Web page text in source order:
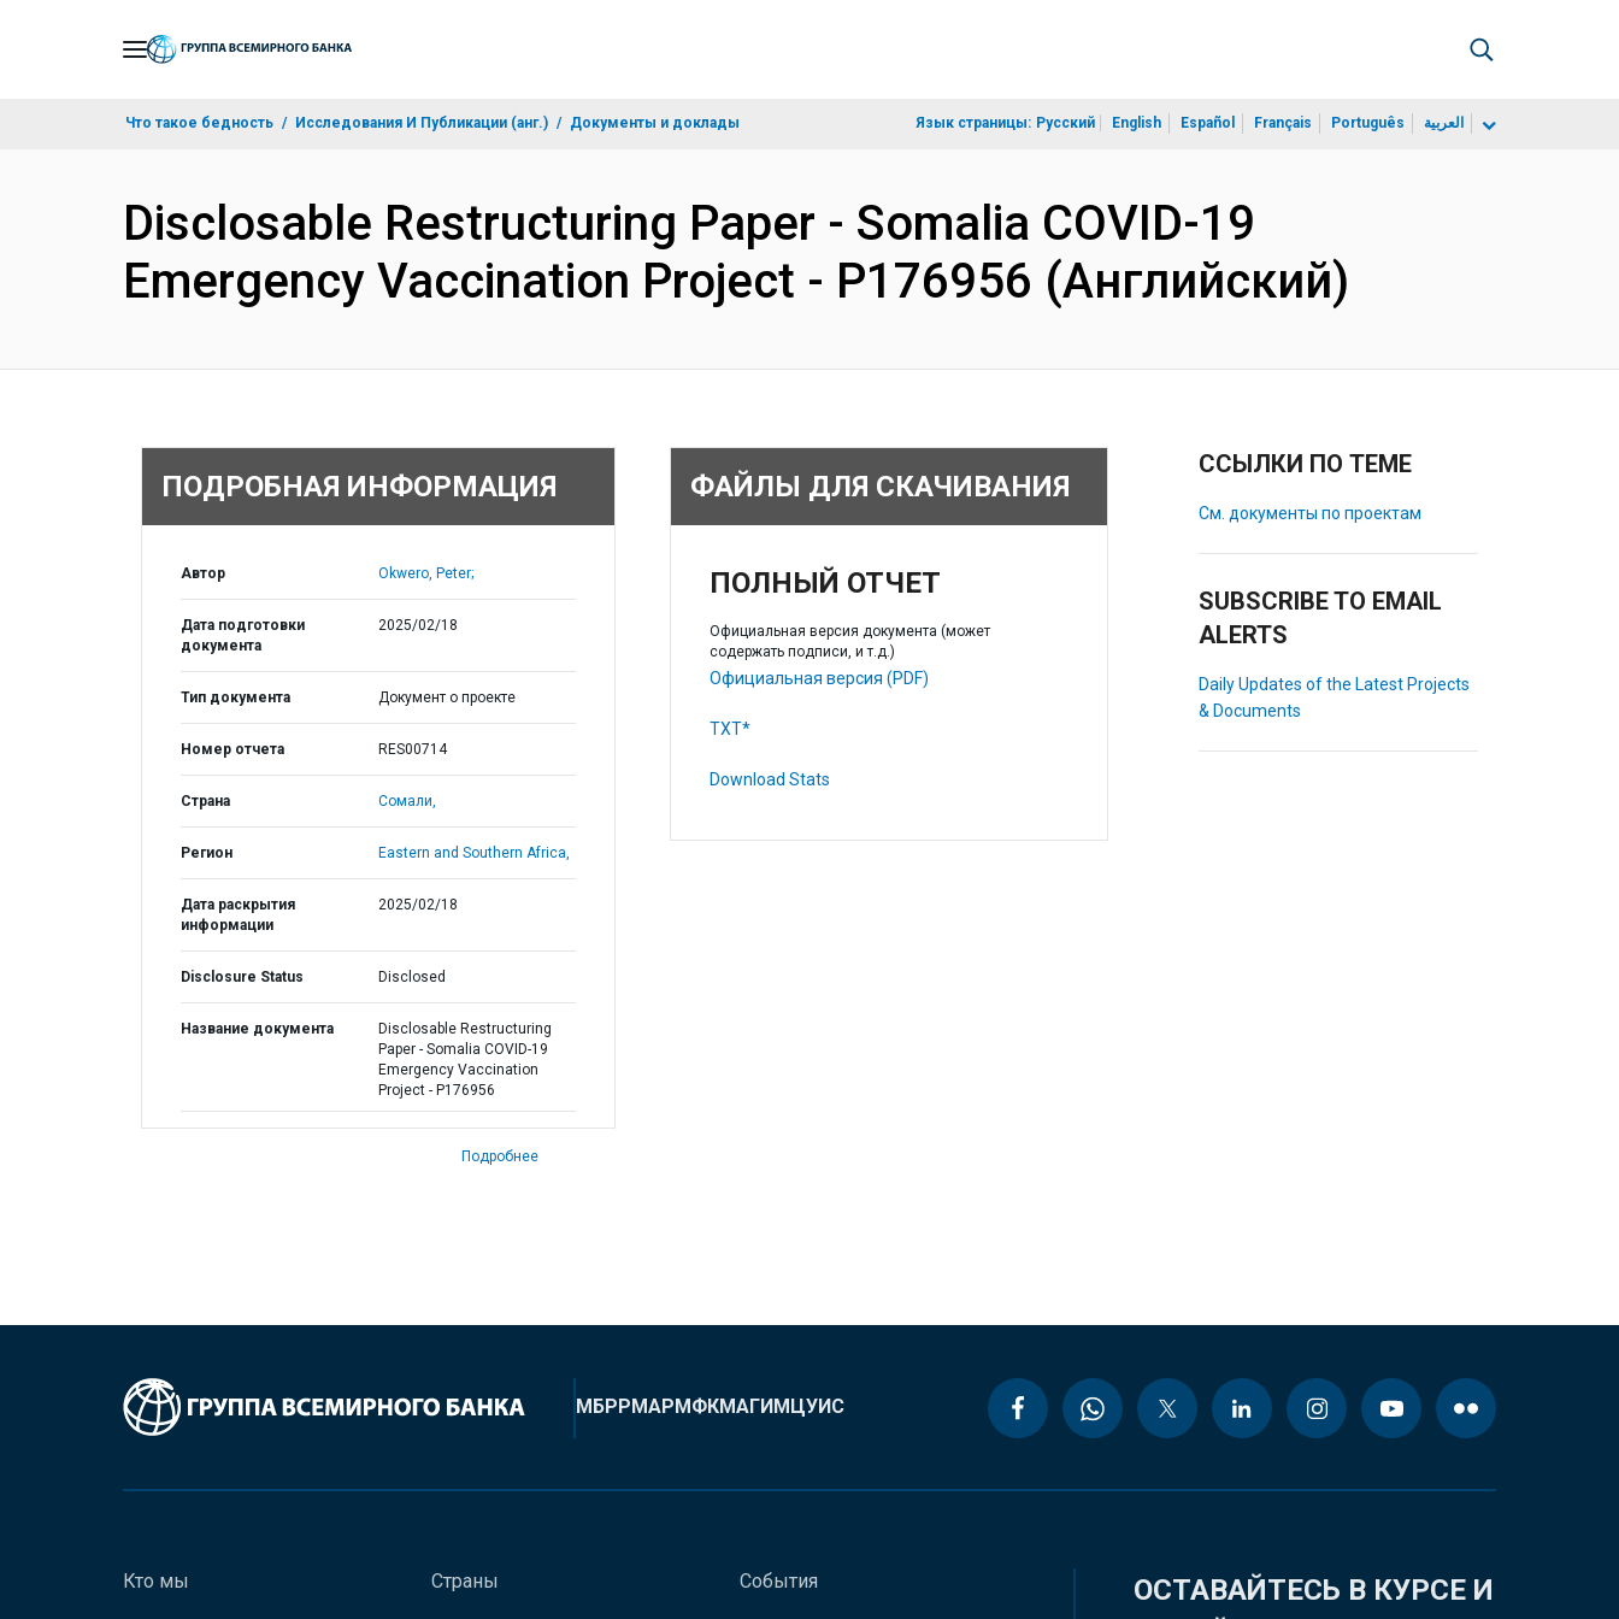
Что такое бедность Исследования И Публикации (анг.) Документы и доклады Язык страницы: Русский English Español Français Português العربية
Disclosable Restructuring Paper - Somalia COVID-19
Emergency Vaccination Project - P176956 (Английский)
ПОДРОБНАЯ ИНФОРМАЦИЯ
Автор Okwero, Peter;
Дата подготовки
документа
2025/02/18
Тип документа Документ о проекте
Номер отчета RES00714
Страна Сомали,
Регион Eastern and Southern Africa,
Дата раскрытия
информации
2025/02/18
Disclosure Status Disclosed
Название документа
Disclosable Restructuring
Paper - Somalia COVID-19
Emergency Vaccination
Project - P176956
Подробнее
ФАЙЛЫ ДЛЯ СКАЧИВАНИЯ
ПОЛНЫЙ ОТЧЕТ
Официальная версия документа (может
содержать подписи, и т.д.)
Официальная версия (PDF)
TXT*
Download Stats
ССЫЛКИ ПО ТЕМЕ
См. документы по проектам
SUBSCRIBE TO EMAIL
ALERTS
Daily Updates of the Latest Projects
& Documents
МБРРМАРМФКМАГИМЦУИС
Кто мы Страны События
ОСТАВАЙТЕСЬ В КУРСЕ И